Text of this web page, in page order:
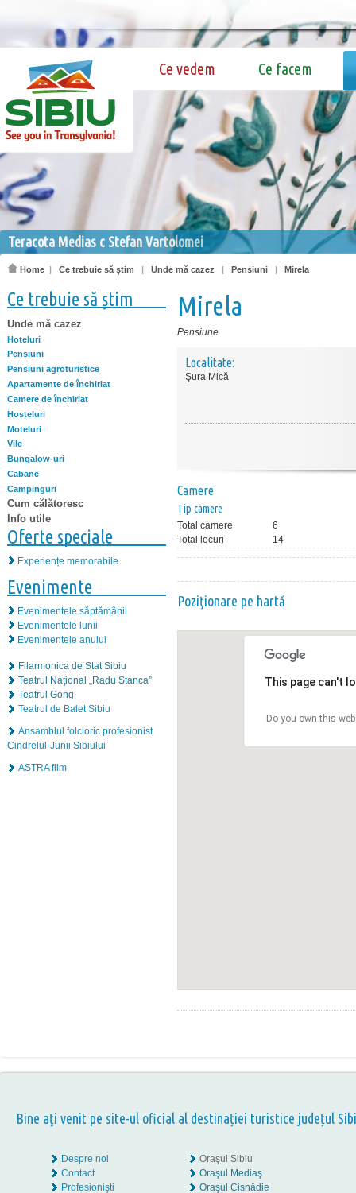
Ce vedem Ce facem
Teracota Medias c Stefan Vartolomei
Home | Ce trebuie să știm | Unde mă cazez | Pensiuni | Mirela
Ce trebuie să știm
Unde mă cazez
Hoteluri
Pensiuni
Pensiuni agroturistice
Apartamente de închiriat
Camere de închiriat
Hosteluri
Moteluri
Vile
Bungalow-uri
Cabane
Campinguri
Cum călătoresc
Info utile
Oferte speciale
Experiențe memorabile
Evenimente
Evenimentele săptămânii
Evenimentele lunii
Evenimentele anului
Filarmonica de Stat Sibiu
Teatrul Naţional „Radu Stanca”
Teatrul Gong
Teatrul de Balet Sibiu
Ansamblul folcloric profesionist
Cindrelul-Junii Sibiului
ASTRA film
Mirela
Pensiune
Localitate:
Şura Mică
Camere
Tip camere
Total camere
6
Total locuri
14
Poziţionare pe hartă
This page can't
Do you own this
Bine aţi venit pe site-ul oficial al destinației turistice județul
Despre noi
Contact
Profesionişti
Oraşul Sibiu
Oraşul Mediaş
Oraşul Cisnădie